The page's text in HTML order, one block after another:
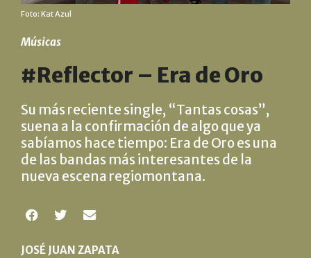
Foto: Kat Azul
Músicas
#Reflector – Era de Oro
Su más reciente single, “Tantas cosas”,
suena a la confirmación de algo que ya
sabíamos hace tiempo: Era de Oro es una
de las bandas más interesantes de la
nueva escena regiomontana.
JOSÉ JUAN ZAPATA